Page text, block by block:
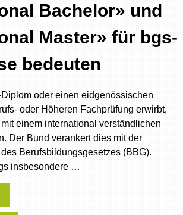
Bachelor» und
Master» für bgs-
bedeuten
oder einen eidgenössischen
oder Höheren Fachprüfung erwirbt,
einem international verständlichen
Der Bund verankert dies mit der
Berufsbildungsgesetzes (BBG).
insbesondere …